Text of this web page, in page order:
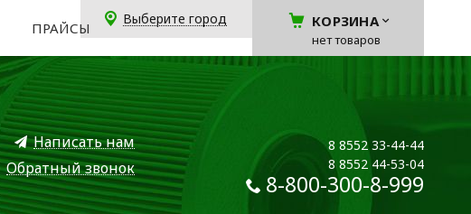
ПРАЙСЫ
Выберите город КОРЗИНА
нет товаров
Написать нам
Обратный звонок
8 8552 33-44-44
8 8552 44-53-04
8-800-300-8-999